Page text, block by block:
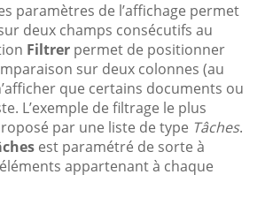
paramètres de l’affichage permet
deux champs consécutifs au
Filtrer permet de positionner
sur deux colonnes (au
que certains documents ou
L’exemple de filtrage le plus
par une liste de type Tâches.
est paramétré de sorte à
appartenant à chaque